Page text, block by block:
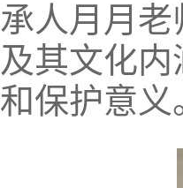
承人月月
及其文化
和保护意义